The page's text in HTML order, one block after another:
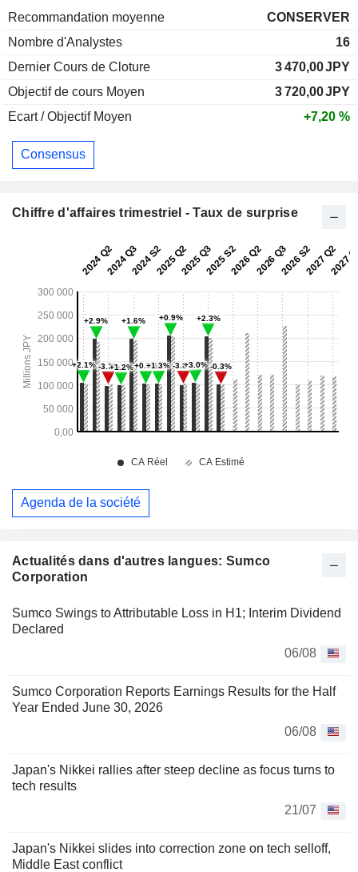
Actualités dans d'autres langues: Sumco
Corporation
Sumco Swings to Attributable Loss in H1; Interim Dividend
Declared
06/08
Sumco Corporation Reports Earnings Results for the Half
Year Ended June 30, 2026
06/08
Japan's Nikkei rallies after steep decline as focus turns to
tech results
21/07
Japan's Nikkei slides into correction zone on tech selloff,
Middle East conflict
Recommandation moyenne
CONSERVER
Nombre d'Analystes
16
Dernier Cours de Cloture
3 470,00JPY
Objectif de cours Moyen
3 720,00JPY
Ecart / Objectif Moyen
+7,20 %
Consensus
Chiffre d'affaires trimestriel - Taux de surprise
Agenda de la société